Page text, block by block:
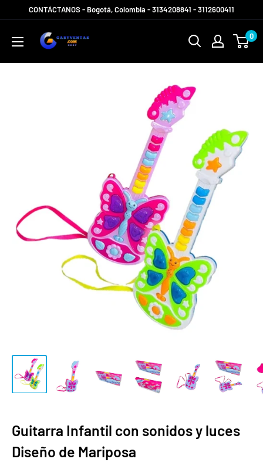
CONTÁCTANOS - Bogotá, Colombia - 3134208841 - 3112600411
Gabyventas
Shop
0
Guitarra Infantil con sonidos y luces
Diseño de Mariposa